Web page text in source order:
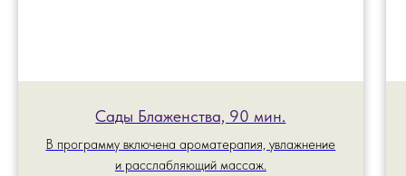
Сады Блаженства, 90 мин.
В программу включена ароматерапия, увлажнение
и расслабляющий массаж.